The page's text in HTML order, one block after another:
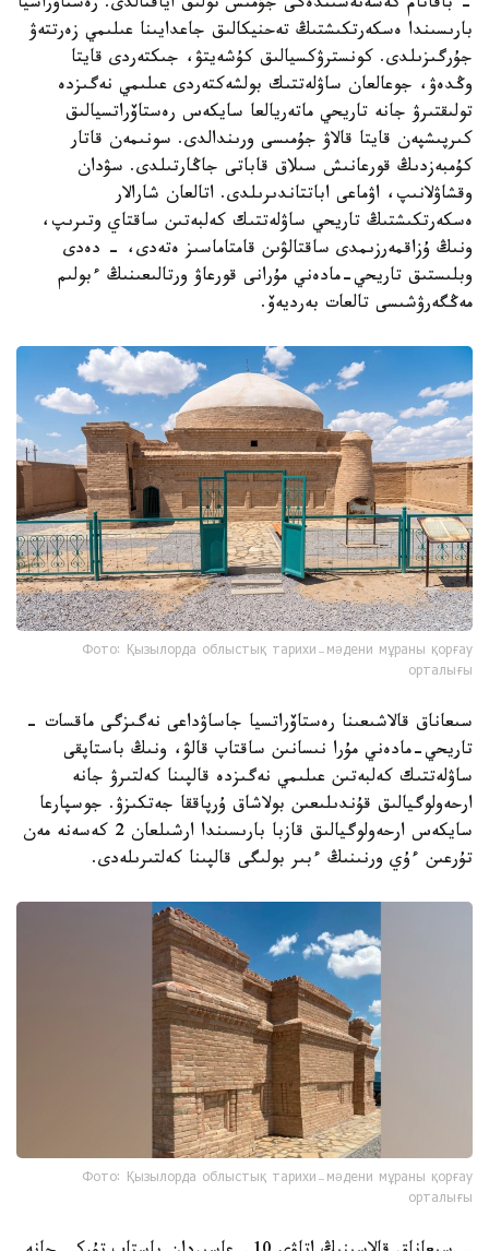
بارىسىندا ەسكەرتكىشتىڭ تەحنيكالىق جاعدايىنا عىلىمي زەرتتەۋ
جۇرگىزىلدى. كونسترۋكسيالىق كۇشەيتۋ، جىكتەردى قايتا
وڭدەۋ، جوعالعان ساۋلەتتىك بولشەكتەردى عىلىمي نەگىزدە
تولىقتىرۋ جانە تاريحي ماتەريالعا سايكەس رەستاۆراتسيالىق
كىرپىشپەن قايتا قالاۋ جۇمىسى ورىندالدى. سونىمەن قاتار
كۇمبەزدىڭ قورعانىش سىلاق قاباتى جاڭارتىلدى. سۋدان
وقشاۋلانىپ، اۋماعى اباتتاندىرىلدى. اتالعان شارالار
ەسكەرتكىشتىڭ تاريحي ساۋلەتتىك كەلبەتىن ساقتاي وتىرىپ،
ونىڭ ۇزاقمەرزىمدى ساقتالۋىن قامتاماسىز ەتەدى، - دەدى
وبلىستىق تاريحي-مادەني مۇرانى قورعاۋ ورتالىعىنىڭ ءبولىم
مەڭگەرۋشىسى تالعات بەرديەۆ.
Фото: Қызылорда облыстық тарихи-мәдени мұраны қорғау
орталығы
سىعاناق قالاشىعىنا رەستاۆراتسيا جاساۋداعى نەگىزگى ماقسات -
تاريحي-مادەني مۇرا نىسانىن ساقتاپ قالۋ، ونىڭ باستاپقى
ساۋلەتتىك كەلبەتىن عىلىمي نەگىزدە قالپىنا كەلتىرۋ جانە
ارحەولوگيالىق قۇندىلىعىن بولاشاق ۇرپاققا جەتكىزۋ. جوسپارعا
سايكەس ارحەولوگيالىق قازبا بارىسىندا ارشىلعان 2 كەسەنە مەن
تۇرعىن ءۇي ورنىنىڭ ءبىر بولىگى قالپىنا كەلتىرىلەدى.
Фото: Қызылорда облыстық тарихи-мәдени мұраны қорғау
орталығы